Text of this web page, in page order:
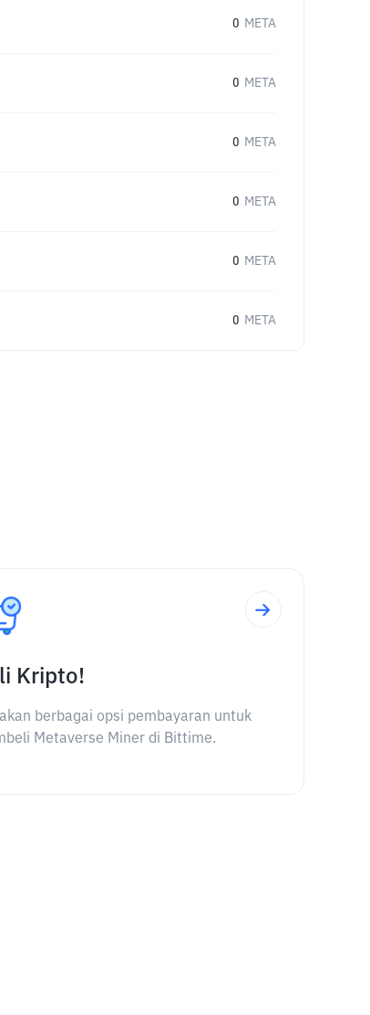
0 META
0 META
0 META
0 META
0 META
0 META
Kripto!
berbagai opsi pembayaran untuk
Metaverse Miner di Bittime.